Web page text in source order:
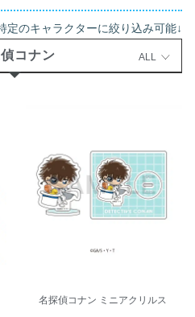
定のキャラクターに絞り込み可能↓
コナン ALL
名探偵コナン ミニアクリルスタ
ンド サウナ (怪盗キッド)【再
販】 2026年12月上旬発売
名探偵コナン ミニアクリルス